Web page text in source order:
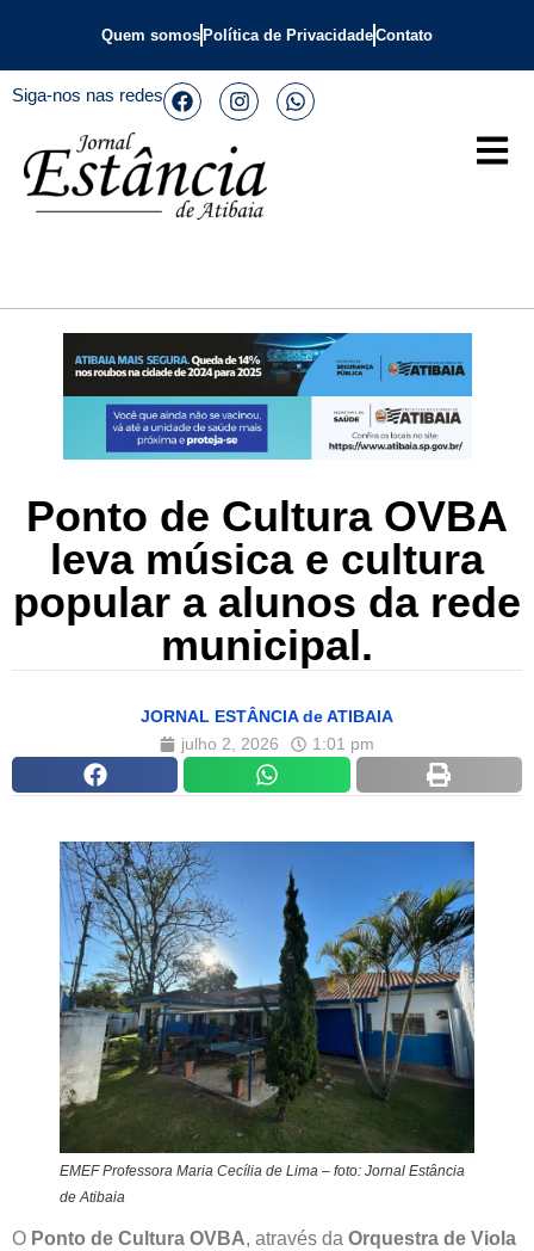
Quem somos Política de PrivacidadeContato
Siga-nos nas redes
Ponto de Cultura OVBA
leva música e cultura
popular a alunos da rede
municipal.
JORNAL ESTÂNCIA de ATIBAIA
julho 2, 2026
1:01 pm
EMEF Professora Maria Cecília de Lima – foto: Jornal Estância
de Atibaia
O Ponto de Cultura OVBA, através da Orquestra de Viola